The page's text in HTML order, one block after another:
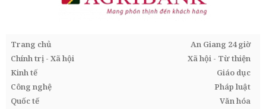
Trang chủ
An Giang 24 giờ
Chính trị - Xã hội
Xã hội - Từ thiện
Kinh tế
Giáo dục
Công nghệ
Pháp luật
Quốc tế
Văn hóa